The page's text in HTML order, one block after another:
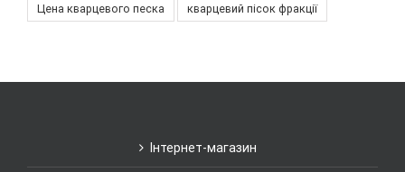
Цена кварцевого песка кварцевий пісок фракції
Інтернет-магазин